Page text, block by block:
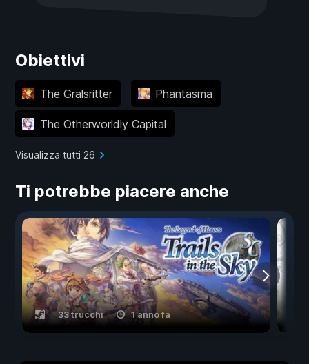
Obiettivi
The Gralsritter Phantasma
The Otherworldly Capital
Visualizza tutti 26
Ti potrebbe piacere anche
33 trucchi 1 anno fa